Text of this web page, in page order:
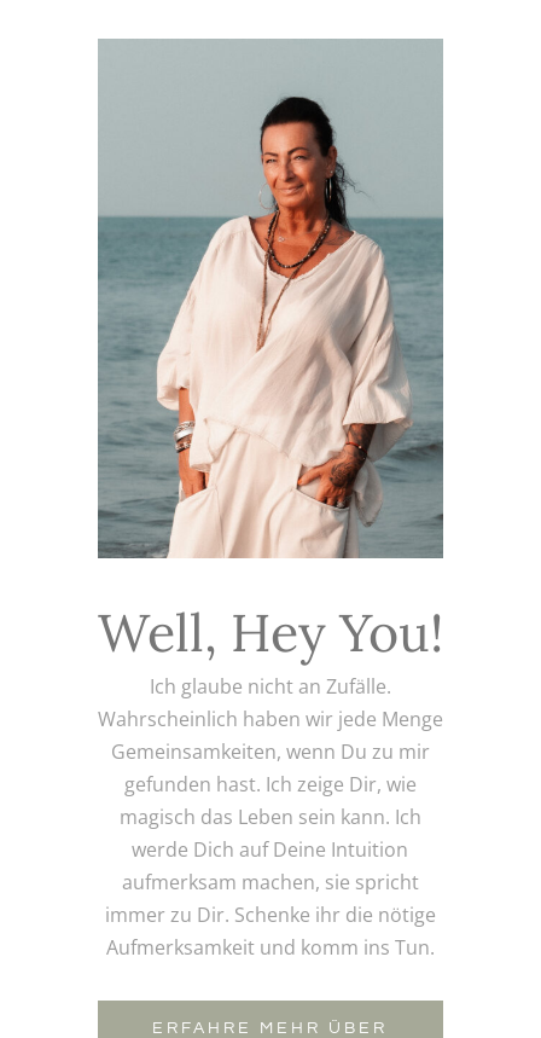
Well, Hey You!
Ich glaube nicht an Zufälle.
Wahrscheinlich haben wir jede Menge
Gemeinsamkeiten, wenn Du zu mir
gefunden hast. Ich zeige Dir, wie
magisch das Leben sein kann. Ich
werde Dich auf Deine Intuition
aufmerksam machen, sie spricht
immer zu Dir. Schenke ihr die nötige
Aufmerksamkeit und komm ins Tun.
ERFAHRE MEHR ÜBER